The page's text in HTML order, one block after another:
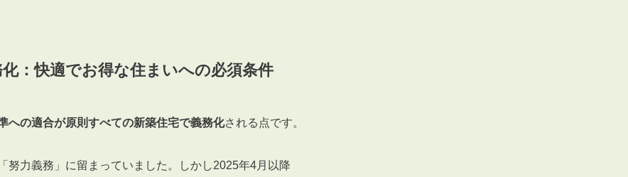
管理のお問い合わせ
：快適でお得な住まいへの必須条件
への適合が原則すべての新築住宅で義務化される点です。
努力義務」に留まっていました。しかし2025年4月以降